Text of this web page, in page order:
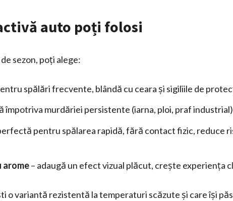
auto poți folosi
sezon, poți alege:
spălări frecvente, blândă cu ceara și sigiliile de
împotriva murdăriei persistente (iarna, ploi, praf industrial)
pentru spălarea rapidă, fără contact fizic, reduce
arome– adaugă un efect vizual plăcut, crește experiența
o variantă rezistentă la temperaturi scăzute și care își